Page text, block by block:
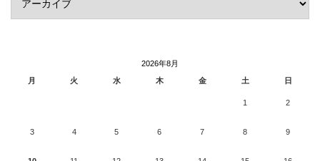
2026年8月
月
火 水 木 金 土 日
1 2
3 4 5 6 7 8 9